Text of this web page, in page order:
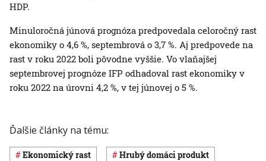
HDP.
Minuloročná júnová prognóza predpovedala celoročný rast
ekonomiky o 4,6 %, septembrová o 3,7 %. Aj predpovede na
rast v roku 2022 boli pôvodne vyššie. Vo vlaňajšej
septembrovej prognóze IFP odhadoval rast ekonomiky v
roku 2022 na úrovni 4,2 %, v tej júnovej o 5 %.
Ďalšie články na tému:
ekonomický rast hrubý domáci produkt